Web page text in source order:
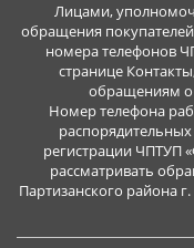
Лицами,
обращения
номера телефонов
странице
обращениям о
Номер телефона
регистрации ЧПТУП
рассматривать
Партизанского района